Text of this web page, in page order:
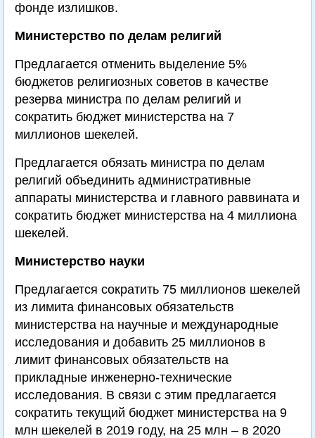
фонде излишков.
Министерство по делам религий
Предлагается отменить выделение 5%
бюджетов религиозных советов в качестве
резерва министра по делам религий и
сократить бюджет министерства на 7
миллионов шекелей.
Предлагается обязать министра по делам
религий объединить административные
аппараты министерства и главного раввината и
сократить бюджет министерства на 4 миллиона
шекелей.
Министерство науки
Предлагается сократить 75 миллионов шекелей
из лимита финансовых обязательств
министерства на научные и международные
исследования и добавить 25 миллионов в
лимит финансовых обязательств на
прикладные инженерно-технические
исследования. В связи с этим предлагается
сократить текущий бюджет министерства на 9
млн шекелей в 2019 году, на 25 млн – в 2020